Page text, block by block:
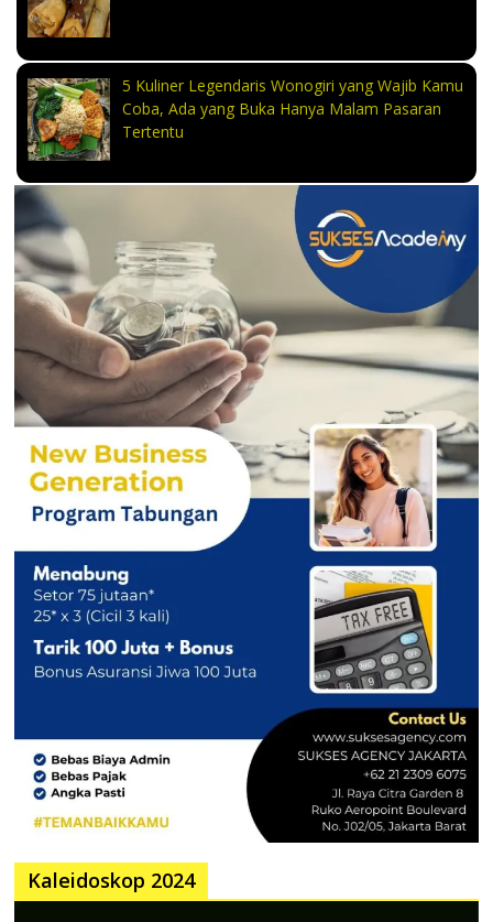
5 Kuliner Legendaris Wonogiri yang Wajib Kamu
Coba, Ada yang Buka Hanya Malam Pasaran
Tertentu
Kaleidoskop 2024